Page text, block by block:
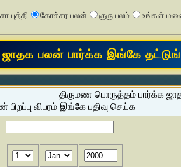
புத்தி கோச்சர பலன் குரு பலம் உங்கள்
திருமண பொருத்தம் பார்க்க
விபரம் இங்கே பதிவு செய்க